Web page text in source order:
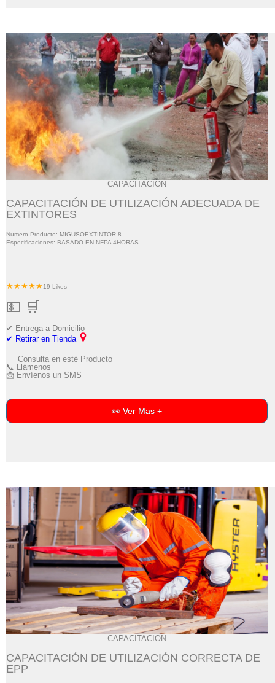
CAPACITACIÓN
CAPACITACIÓN DE UTILIZACIÓN ADECUADA DE
EXTINTORES
Numero Producto: MIGUSOEXTINTOR-8
Especificaciones: BASADO EN NFPA 4HORAS
★★★★★19 Likes
💵 🛒
✔ Entrega a Domicilio
✔ Retirar en Tienda
Consulta en esté Producto
📞 Llámenos
📩 Envíenos un SMS
👀 Ver Mas +
CAPACITACIÓN
CAPACITACIÓN DE UTILIZACIÓN CORRECTA DE
EPP